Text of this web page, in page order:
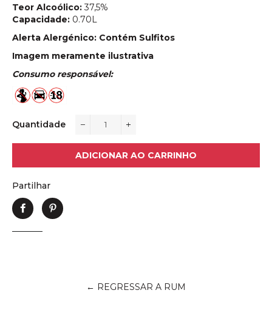
Teor Alcoólico:37,5%
Capacidade: 0.70L
Alerta Alergénico: Contém Sulfitos
Imagem meramente ilustrativa
Consumo responsável:
Quantidade
ADICIONAR AO CARRINHO
Partilhar
Partilhe
← REGRESSAR A RUM